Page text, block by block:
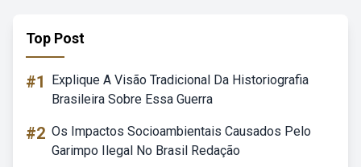
Top Post
#1
Explique A Visão Tradicional Da Historiografia
Brasileira Sobre Essa Guerra
#2 Os Impactos Socioambientais Causados Pelo
Garimpo Ilegal No Brasil Redação